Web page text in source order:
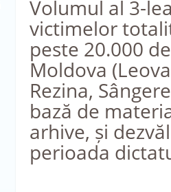
Volumul al 3-
victimelor
peste 20.000
Moldova
Rezina,
bază de
arhive, și
perioada